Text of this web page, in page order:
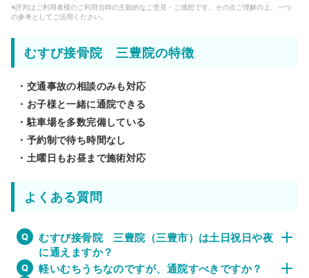
※評判はご利用者様のご利用当時の主観的なご意見・ご感想です。その点ご理解の上、一つ
の参考としてご活用ください。
むすび接骨院 三豊院の特徴
・交通事故の相談のみも対応
・お子様と一緒に通院できる
・駐車場を多数完備している
・予約制で待ち時間なし
・土曜日もお昼まで施術対応
よくある質問
むすび接骨院 三豊院（三豊市）は土日祝日や夜
に通えますか？
軽いむちうちなのですが、通院すべきですか？